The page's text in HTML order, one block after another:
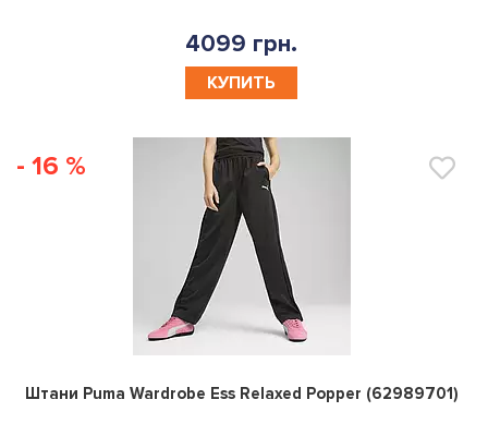
4099 грн.
КУПИТЬ
- 16 %
0
Штани Puma Wardrobe Ess Relaxed Popper (62989701)